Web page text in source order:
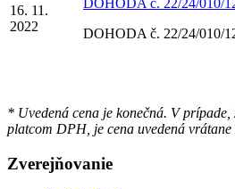
16. 11.
2022
DOHODA č. 22/24/010/
* Uvedená cena je konečná. V prípade,
platcom DPH, je cena uvedená
Zverejňovanie